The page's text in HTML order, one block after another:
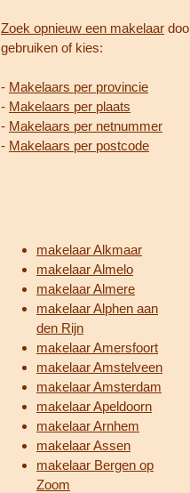
Zoek opnieuw een makelaar
gebruiken of kies:
- Makelaars per provincie
- Makelaars per plaats
- Makelaars per netnummer
- Makelaars per postcode
makelaar Alkmaar
makelaar Almelo
makelaar Almere
makelaar Alphen aan
den Rijn
makelaar Amersfoort
makelaar Amstelveen
makelaar Amsterdam
makelaar Apeldoorn
makelaar Arnhem
makelaar Assen
makelaar Bergen op
Zoom